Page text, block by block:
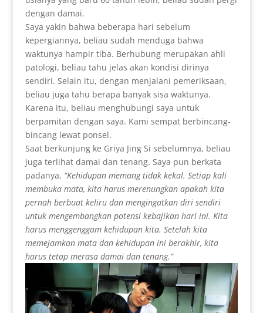
dengan damai.
Saya yakin bahwa beberapa hari sebelum
kepergiannya, beliau sudah menduga bahwa
waktunya hampir tiba. Berhubung merupakan ahli
patologi, beliau tahu jelas akan kondisi dirinya
sendiri. Selain itu, dengan menjalani pemeriksaan,
beliau juga tahu berapa banyak sisa waktunya.
Karena itu, beliau menghubungi saya untuk
berpamitan dengan saya. Kami sempat berbincang-
bincang lewat ponsel.
Saat berkunjung ke Griya Jing Si sebelumnya, beliau
juga terlihat damai dan tenang. Saya pun berkata
padanya, “Kehidupan memang tidak kekal. Setiap kali
membuka mata, kita harus merenungkan apakah kita
pernah berbuat keliru dan mengingatkan diri sendiri
untuk mengembangkan potensi kebajikan hari ini. Kita
harus menggenggam kehidupan kita. Setelah kita
memejamkan mata dan kehidupan ini berakhir, kita
harus tetap merasa damai dan tenang.”